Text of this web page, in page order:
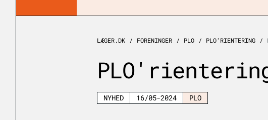
LÆGER.DK FORENINGER PLO PLO'RIENTERING
NYHED 16/05-2024 PLO